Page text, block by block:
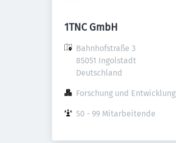
1TNC GmbH
Bahnhofstraße 3
85051 Ingolstadt
Deutschland
Forschung und Entwicklung
50 - 99 Mitarbeitende